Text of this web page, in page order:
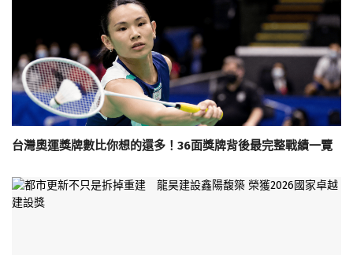
台灣奧運獎牌數比你想的還多！36面獎牌背後最完整戰績一覽